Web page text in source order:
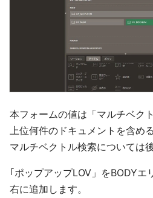
本フォームの値は「マルチベク
上位何件のドキュメントを含め
マルチベクトル検索については
｢ポップアップLOV」をBODY
右に追加します。